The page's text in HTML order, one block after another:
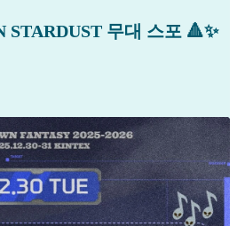
STARDUST 무대 스포 🔺✨